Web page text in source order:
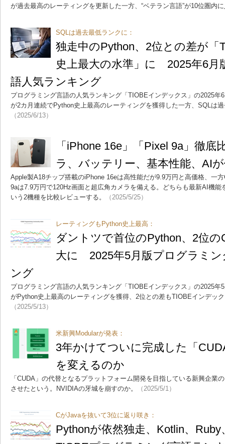
が過去最高のレーティングを更新した一方、“ベテラン言語”が10位圏内
SQLは過去最低ランクに：
独走中のPython、2位との差が
史上最大の水準」に 2025年6月
語人気ランキング
プログラミング言語の人気ランキング「TIOBEインデックス」の2025年
が2カ月連続でPython史上最高のレーティングを獲得した一方、SQLは
（2025/6/13）
「iPhone 16e」「Pixel 9a」徹
ラ、バッテリー、基本性能、AI
Apple製A18チップ搭載のiPhone 16eは高性能だが9.9万円と高価格、一
9aは7.9万円で120Hz画面と超広角カメラを備える。どちらも最新AI機
いう2機種を比較レビューする。
（2025/5/25）
レーティングもPython史上最高：
ダントツで首位のPython、2位
大に 2025年5月版プログラミン
ング
プログラミング言語の人気ランキング「TIOBEインデックス」の2025年
がPython史上最高のレーティングを獲得、2位との差もTIOBEインデッ
（2025/5/13）
米新興Modularが発表：
3年かけてついに完成した「
を変えるのか
「CUDA」の代替となるプラットフォーム開発を目指している新興企業
させたという。NVIDIAの牙城を崩すのか。
（2025/5/1）
CがJavaを抜いて3位に返り咲き：
Pythonが依然独走、Kotlin、